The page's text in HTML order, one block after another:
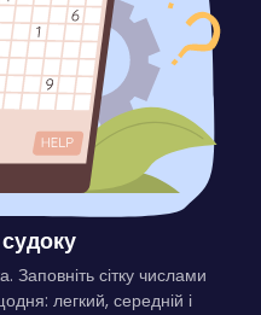
Заповніть сітку числами
легкий, середній і